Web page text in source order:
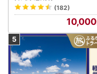
(182)
10,000